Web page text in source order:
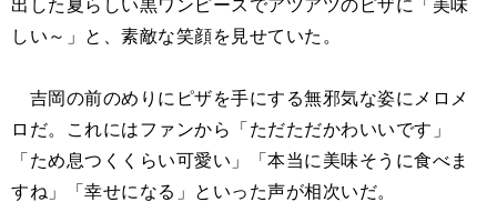
しい～」と、素敵な笑顔を見せていた。
吉岡の前のめりにピザを手にする無邪気な姿にメロメ
ロだ。これにはファンから「ただただかわいいです」
「ため息つくくらい可愛い」「本当に美味そうに食べま
すね」「幸せになる」といった声が相次いだ。